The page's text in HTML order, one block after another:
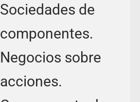
Sociedades de
componentes.
Negocios sobre
acciones.